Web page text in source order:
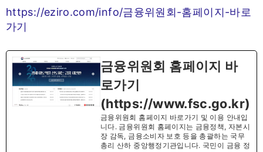
https://eziro.com/info/금융위원회-홈페이지-바로
가기
금융위원회 홈페이지 바
로가기
(https://www.fsc.go.kr)
금융위원회 홈페이지 바로가기 및 이용 안내입
니다. 금융위원회 홈페이지는 금융정책, 자본시
장 감독, 금융소비자 보호 등을 총괄하는 국무
총리 산하 중앙행정기관입니다. 국민이 금융 정